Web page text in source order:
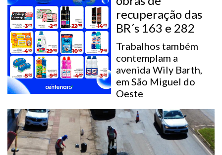
recuperação das
BR´s 163 e 282
Trabalhos também
contemplam a
avenida Wily Barth,
em São Miguel do
Oeste